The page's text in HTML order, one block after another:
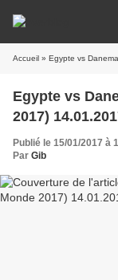
Accueil » Egypte vs
Egypte vs
2017)
Publié le 15/01/2017 à
Par Gib